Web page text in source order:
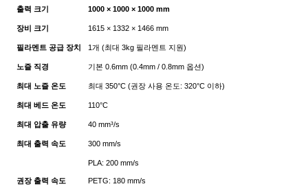
출력 크기 1000 × 1000 × 1000 mm
장비 크기 1615 × 1332 × 1466 mm
필라멘트 공급 장치 1개 (최대 3kg 필라멘트 지원)
노즐 직경 기본 0.6mm (0.4mm / 0.8mm 옵션)
최대 노즐 온도 최대 350°C (권장 사용 온도: 320°C 이하)
최대 베드 온도 110°C
최대 압출 유량 40 mm³/s
최대 출력 속도 300 mm/s
권장 출력 속도
PLA: 200 mm/s
PETG: 180 mm/s